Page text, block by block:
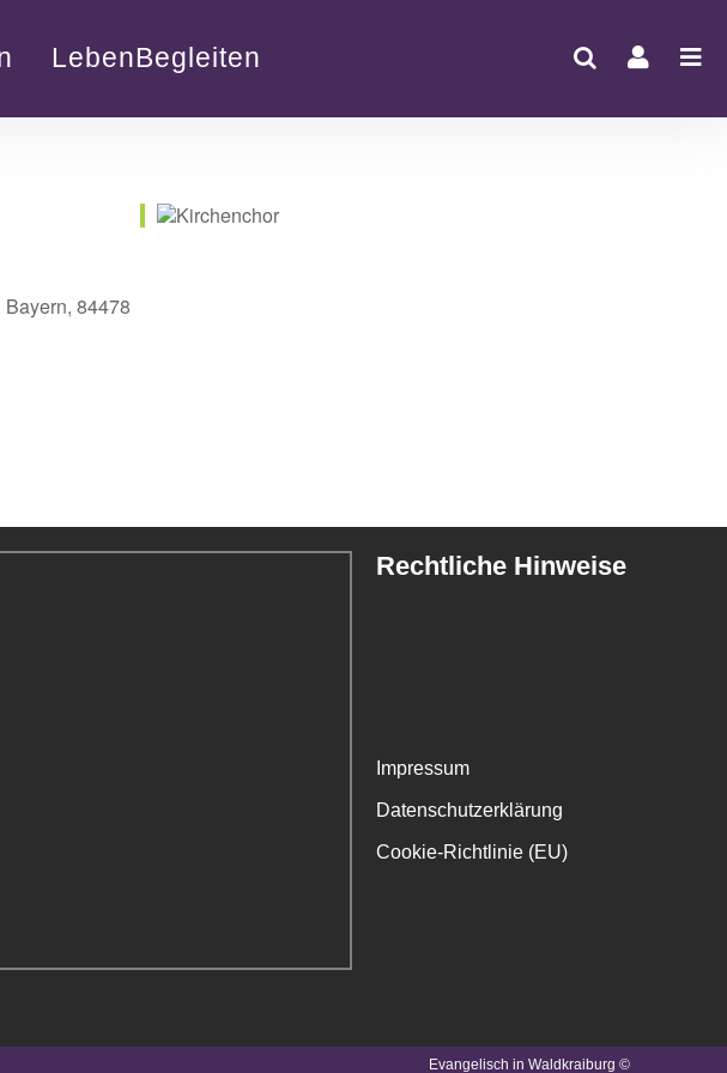
LebenBegleiten
84478
Rechtliche Hinweise
Impressum
Datenschutzerklärung
Cookie-Richtlinie (EU)
Evangelisch in Waldkraiburg ©